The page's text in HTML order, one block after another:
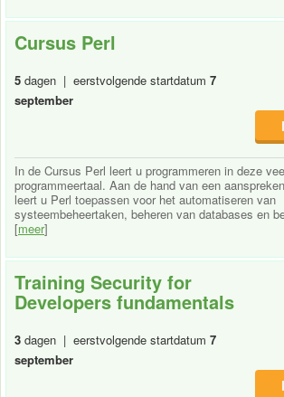
Cursus Perl
5 dagen | eerstvolgende startdatum 7
september
In de Cursus Perl leert u programmeren in deze
programmeertaal. Aan de hand van een
leert u Perl toepassen voor het automatiseren van
systeembeheertaken, beheren van databases en
[meer]
Training Security for
Developers fundamentals
3 dagen | eerstvolgende startdatum 7
september